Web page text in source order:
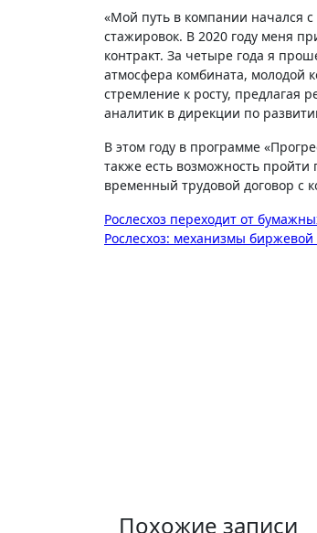
«Мой путь в компании начался
стажировок. В 2020 году меня
контракт. За четыре года я
атмосфера комбината, молодой
стремление к росту, предлагая
аналитик в дирекции по
В этом году в программе
также есть возможность
временный трудовой договор с
Навигация
Рослесхоз переходит от
Рослесхоз: механизмы
Похожие записи